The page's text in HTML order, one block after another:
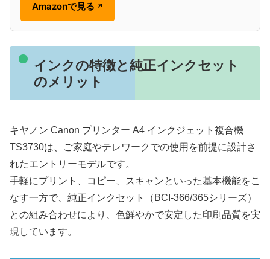
Amazonで見る ↗
インクの特徴と純正インクセット
のメリット
キヤノン Canon プリンター A4 インクジェット複合機
TS3730は、ご家庭やテレワークでの使用を前提に設計さ
れたエントリーモデルです。
手軽にプリント、コピー、スキャンといった基本機能をこ
なす一方で、純正インクセット（BCI-366/365シリーズ）
との組み合わせにより、色鮮やかで安定した印刷品質を実
現しています。